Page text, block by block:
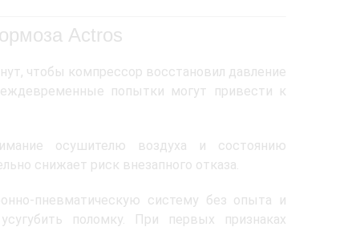
Actros
чтобы компрессор восстановил давление
попытки могут привести к
осушителю воздуха и состоянию
снижает риск внезапного отказа.
пневматическую систему без опыта и
поломку. При первых признаках